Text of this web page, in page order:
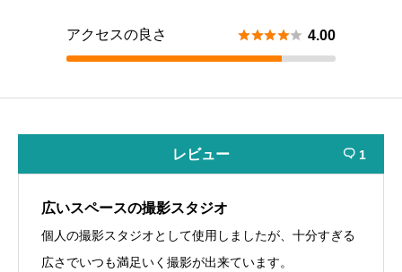
アクセスの良さ  4.00
レビュー  1
広いスペースの撮影スタジオ
個人の撮影スタジオとして使用しましたが、十分すぎる
広さでいつも満足いく撮影が出来ています。